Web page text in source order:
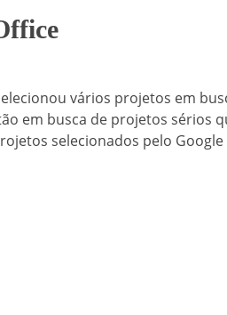
vários projetos em
em busca de projetos sérios
selecionados pelo